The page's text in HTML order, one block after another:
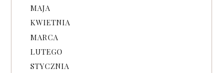
MAJA
KWIETNIA
MARCA
LUTEGO
STYCZNIA